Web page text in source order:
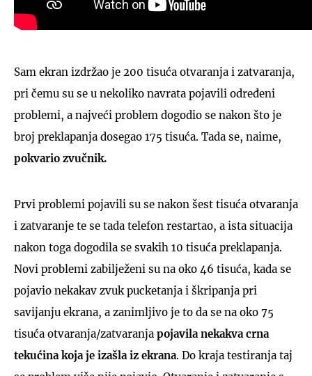
Sam ekran izdržao je 200 tisuća otvaranja i zatvaranja,
pri čemu su se u nekoliko navrata pojavili određeni
problemi, a najveći problem dogodio se nakon što je
broj preklapanja dosegao 175 tisuća. Tada se, naime,
pokvario zvučnik.
Prvi problemi pojavili su se nakon šest tisuća otvaranja
i zatvaranje te se tada telefon restartao, a ista situacija
nakon toga dogodila se svakih 10 tisuća preklapanja.
Novi problemi zabilježeni su na oko 46 tisuća, kada se
pojavio nekakav zvuk pucketanja i škripanja pri
savijanju ekrana, a zanimljivo je to da se na oko 75
tisuća otvaranja/zatvaranja pojavila nekakva crna
tekućina koja je izašla iz ekrana. Do kraja testiranja taj